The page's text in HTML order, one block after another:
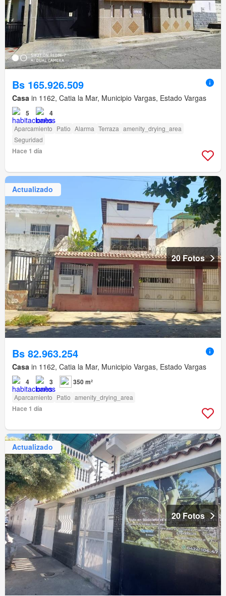
Bs 165.926.509
Casa in 1162, Catia la Mar, Municipio Vargas, Estado Vargas
5 4
Aparcamiento Patio Alarma Terraza amenity_drying_area
Seguridad
Hace 1 día
Actualizado
20 Fotos
Bs 82.963.254
Casa in 1162, Catia la Mar, Municipio Vargas, Estado Vargas
4 3 350 m²
Aparcamiento Patio amenity_drying_area
Hace 1 día
Actualizado
20 Fotos